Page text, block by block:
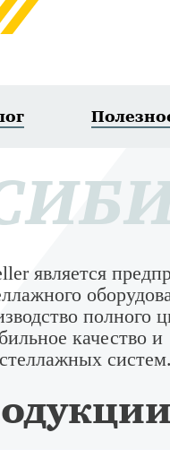
является
полного
качество и